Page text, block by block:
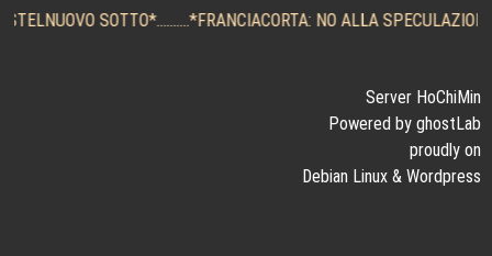
SOTTO*..........*FRANCIACORTA: NO ALLA SPECULAZIONE
Server HoChiMin
Powered by ghostLab
proudly on
Debian Linux & Wordpress